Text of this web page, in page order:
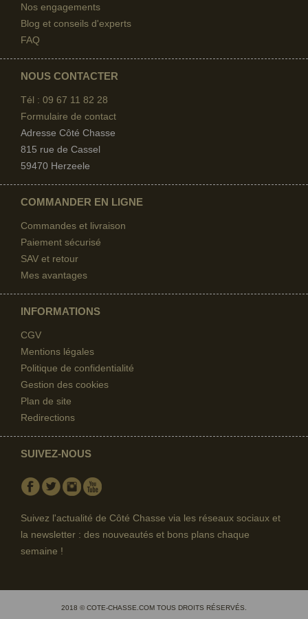
Nos engagements
Blog et conseils d'experts
FAQ
NOUS CONTACTER
Tél : 09 67 11 82 28
Formulaire de contact
Adresse Côté Chasse
815 rue de Cassel
59470 Herzeele
COMMANDER EN LIGNE
Commandes et livraison
Paiement sécurisé
SAV et retour
Mes avantages
INFORMATIONS
CGV
Mentions légales
Politique de confidentialité
Gestion des cookies
Plan de site
Redirections
SUIVEZ-NOUS
Facebook
TwitterInstagram
Suivez l'actualité de Côté Chasse via les réseaux sociaux et
la newsletter : des nouveautés et bons plans chaque
semaine !
2018 © COTE-CHASSE.COM TOUS DROITS RÉSERVÉS.